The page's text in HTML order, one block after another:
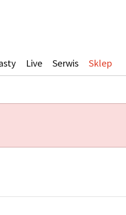
Live Serwis Sklep